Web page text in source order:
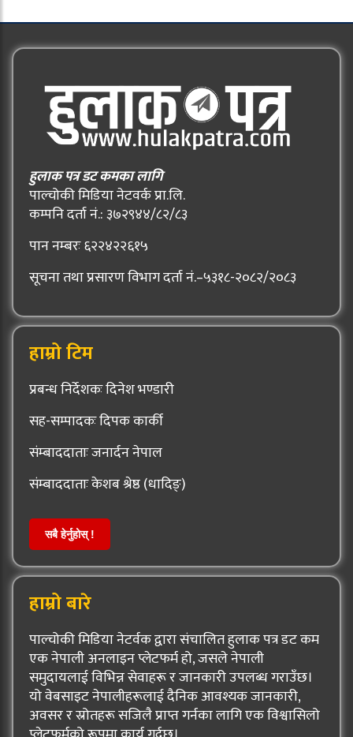
हुलाक पत्र डट कमका लागि
पाल्चोकी मिडिया नेटवर्क प्रा.लि.
कम्पनि दर्ता नं.: ३७२९४४/८२/८३
पान नम्बरः ६२२४२२६१५
सूचना तथा प्रसारण विभाग दर्ता नं.–५३१८-२०८२/२०८३
हाम्रो टिम
प्रबन्ध निर्देशकः दिनेश भण्डारी
सह-सम्पादकः दिपक कार्की
संम्बाददाताः जनार्दन नेपाल
संम्बाददाताः केशब श्रेष्ठ (धादिङ्)
सबै हेर्नुहोस् !
हाम्रो बारे
पाल्चोकी मिडिया नेटर्वक द्वारा संचालित हुलाक पत्र डट कम
एक नेपाली अनलाइन प्लेटफर्म हो, जसले नेपाली
समुदायलाई विभिन्न सेवाहरू र जानकारी उपलब्ध गराउँछ।
यो वेबसाइट नेपालीहरूलाई दैनिक आवश्यक जानकारी,
अवसर र स्रोतहरू सजिलै प्राप्त गर्नका लागि एक विश्वासिलो